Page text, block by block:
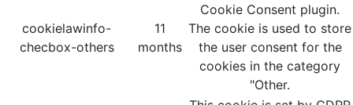
cookielawinfo-
checbox-others
11
months
Cookie Consent plugin.
The cookie is used to store
the user consent for the
cookies in the category
"Other.